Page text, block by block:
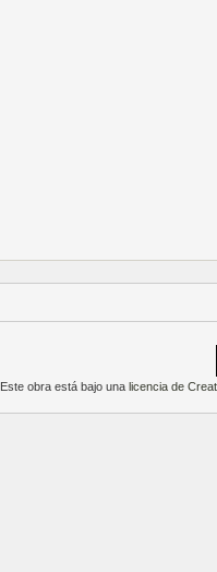
Este obra está bajo unalicencia de